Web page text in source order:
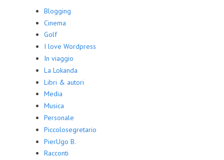
Blogging
Cinema
Golf
I love Wordpress
In viaggio
La Lokanda
Libri & autori
Media
Musica
Personale
Piccolosegretario
PierUgo B.
Racconti